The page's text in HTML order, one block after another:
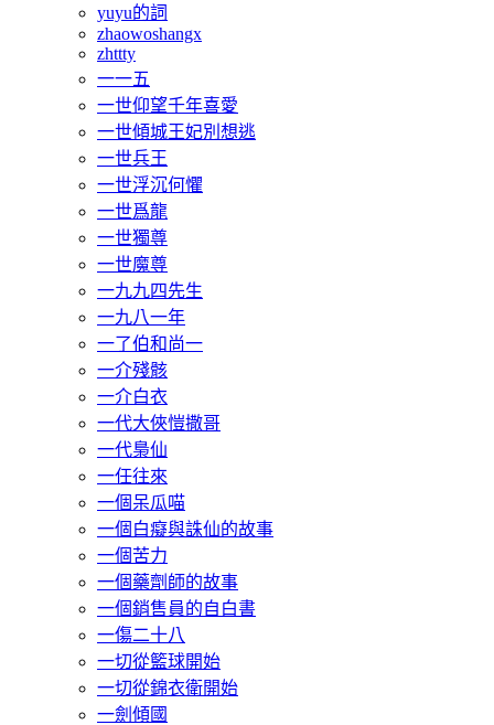
yuyu的詞
zhaowoshangx
zhttty
一一五
一世仰望千年喜愛
一世傾城王妃別想逃
一世兵王
一世浮沉何懼
一世爲龍
一世獨尊
一世魔尊
一九九四先生
一九八一年
一了伯和尚一
一介殘骸
一介白衣
一代大俠愷撒哥
一代梟仙
一任往來
一個呆瓜喵
一個白癡與誅仙的故事
一個苦力
一個藥劑師的故事
一個銷售員的自白書
一傷二十八
一切從籃球開始
一切從錦衣衛開始
一劍傾國